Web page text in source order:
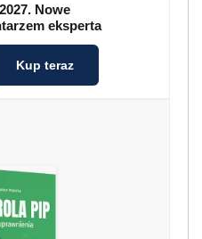
Nowe
eksperta
Kup teraz